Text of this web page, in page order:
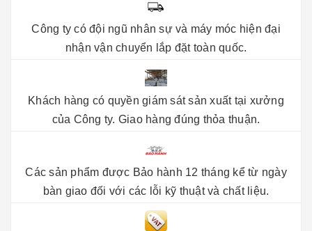
Công ty có đội ngũ nhân sự và máy móc hiện đại
nhận vận chuyển lắp đặt toàn quốc.
Khách hàng có quyền giám sát sản xuất tại xưởng
của Công ty. Giao hàng đúng thỏa thuận.
Các sản phẩm được Bảo hành 12 tháng kể từ ngày
bàn giao đối với các lỗi kỹ thuật và chất liệu.